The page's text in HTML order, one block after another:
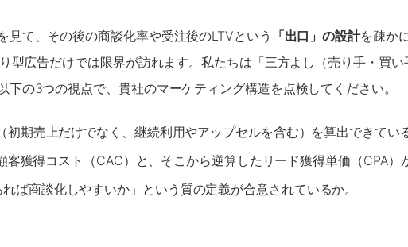
て、その後の商談化率や受注後のLTVという 「出口」の設計を疎か
広告だけでは限界が訪れます。私たちは「三方よし（売り手・買
の3つの視点で、貴社のマーケティング構造を点検してください。
期売上だけでなく、継続利用やアップセルを含む）を算出できている
獲得コスト（CAC）と、そこから逆算したリード獲得単価（CPA）
ば商談化しやすいか」という質の定義が合意されているか。